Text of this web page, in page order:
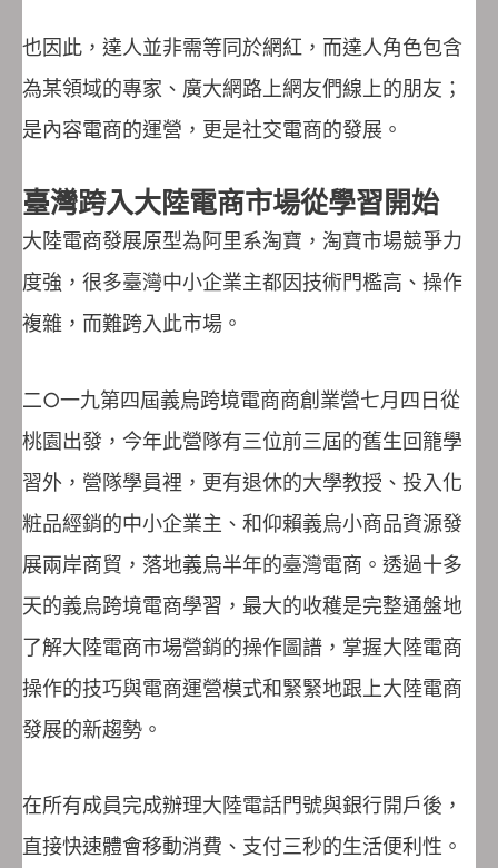
也因此，達人並非需等同於網紅，而達人角色包含
為某領域的專家、廣大網路上網友們線上的朋友；
是內容電商的運營，更是社交電商的發展。
臺灣跨入大陸電商市場從學習開始
大陸電商發展原型為阿里系淘寶，淘寶市場競爭力
度強，很多臺灣中小企業主都因技術門檻高、操作
複雜，而難跨入此市場。
二○一九第四屆義烏跨境電商商創業營七月四日從
桃園出發，今年此營隊有三位前三屆的舊生回籠學
習外，營隊學員裡，更有退休的大學教授、投入化
粧品經銷的中小企業主、和仰賴義烏小商品資源發
展兩岸商貿，落地義烏半年的臺灣電商。透過十多
天的義烏跨境電商學習，最大的收穫是完整通盤地
了解大陸電商市場營銷的操作圖譜，掌握大陸電商
操作的技巧與電商運營模式和緊緊地跟上大陸電商
發展的新趨勢。
在所有成員完成辦理大陸電話門號與銀行開戶後，
直接快速體會移動消費、支付三秒的生活便利性。